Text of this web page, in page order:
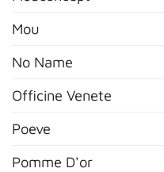
Mou
No Name
Officine Venete
Poeve
Pomme D'or